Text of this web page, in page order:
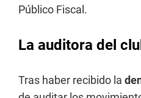
Público Fiscal.
La auditora del
Tras haber recibido la